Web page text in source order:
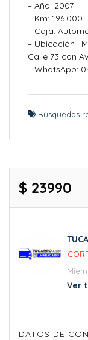
– Año: 2007
– Km: 196.000
– Caja:
– Ubicación :
Calle 73 con
– WhatsApp:
Búsquedas
$ 23990
Ver
DATOS DE